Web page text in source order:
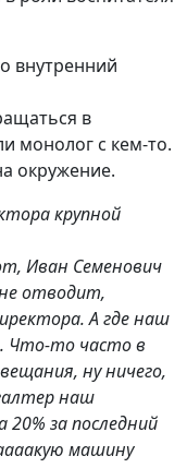
внутренний
в
монолог с кем-то.
окружение.
крупной
Иван Семенович
отводит,
А где наш
Что-то часто в
ну ничего,
наш
за последний
машину